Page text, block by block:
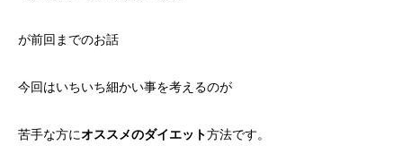
が前回までのお話
今回はいちいち細かい事を考えるのが
苦手な方にオススメのダイエット方法です。